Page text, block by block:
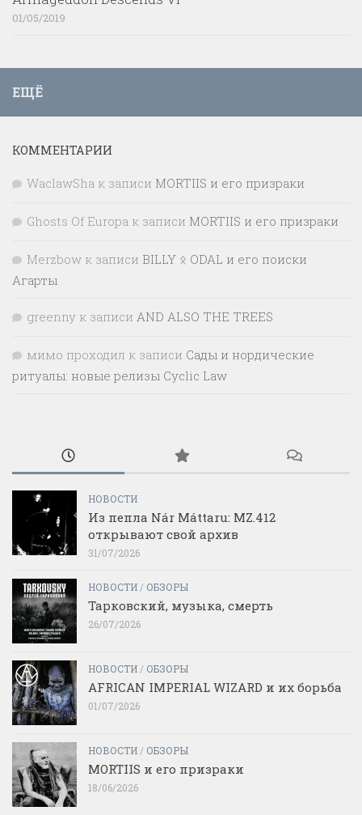
01/05/2019
ЕЩЁ
КОММЕНТАРИИ
WaclawSha к записи MORTIIS и его призраки
Ghosts Of Europa к записи MORTIIS и его призраки
Merzbow к записи BILLY ᛟ ODAL и его поиски
Агарты
greenny к записи AND ALSO THE TREES
мимо проходил к записи Сады и нордические
ритуалы: новые релизы Cyclic Law
НОВОСТИ
Из пепла Nár Máttaru: MZ.412
открывают свой архив
31/07/2026
НОВОСТИ / ОБЗОРЫ
Тарковский, музыка, смерть
26/07/2026
НОВОСТИ / ОБЗОРЫ
AFRICAN IMPERIAL WIZARD и их борьба
01/07/2026
НОВОСТИ / ОБЗОРЫ
MORTIIS и его призраки
18/06/2026